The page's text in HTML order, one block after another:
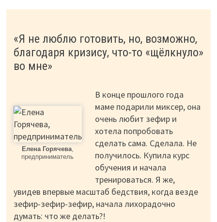
«Я не люблю готовить, но, возможно,
благодаря кризису, что-то «щёлкнуло»
во мне»
Елена Горячева,
предприниматель
В конце прошлого года
маме подарили миксер, она
очень любит зефир и
хотела попробовать
сделать сама. Сделала. Не
получилось. Купила курс
обучения и начала
тренироваться. Я же,
увидев впервые масштаб бедствия, когда везде
зефир-зефир-зефир, начала лихорадочно
думать: что же делать?!